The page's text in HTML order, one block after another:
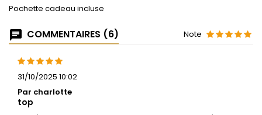
Pochette cadeau incluse
COMMENTAIRES (6) Note
31/10/2025 10:02
Par charlotte
top